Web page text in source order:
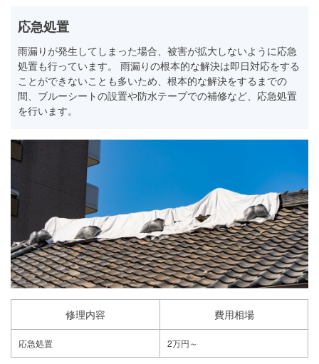
応急処置
雨漏りが発生してしまった場合、被害が拡大しないように応急
処置も行っています。 雨漏りの根本的な解決は即日対応をする
ことができないことも多いため、根本的な解決をするまでの
間、ブルーシートの設置や防水テープでの補修など、応急処置
を行います。
修理内容 費用相場
応急処置 2万円～